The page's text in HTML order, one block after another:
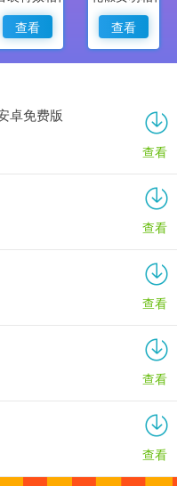
查看
查看
卓免费版
查看
查看
查看
查看
查看